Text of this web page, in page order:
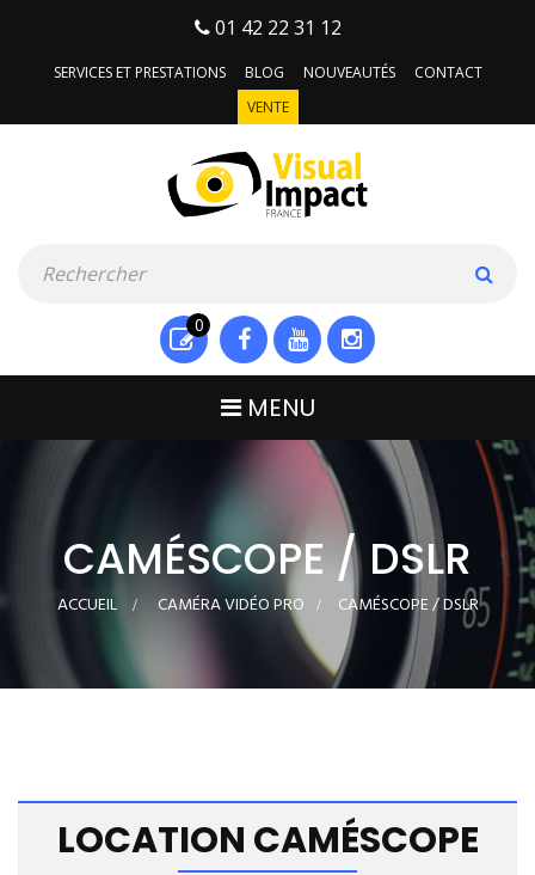
01 42 22 31 12
SERVICES ET PRESTATIONS BLOG NOUVEAUTÉS
CONTACT
VENTE
0
MENU
CAMÉSCOPE / DSLR
ACCUEIL > CAMÉRA VIDÉO PRO > CAMÉSCOPE / DSLR
LOCATION CAMÉSCOPE